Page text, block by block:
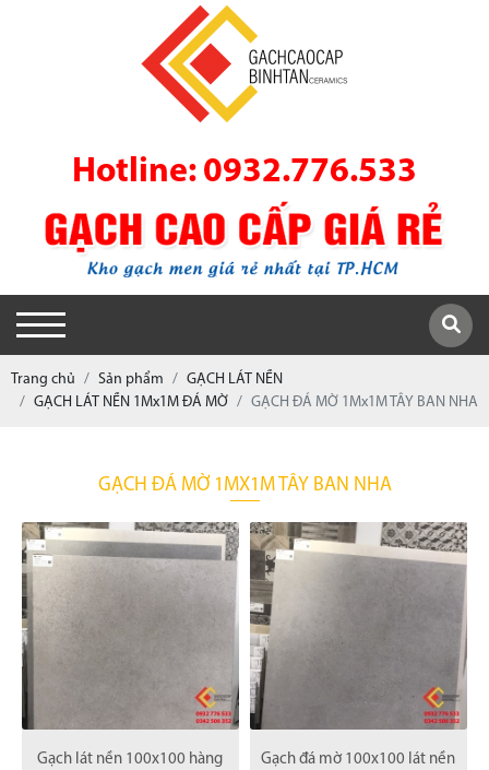
Hotline: 0932.776.533
Trang chủ Sản phẩm
GẠCH LÁT NỀN
GẠCH LÁT NỀN 1Mx1M ĐÁ MỜ
GẠCH ĐÁ MỜ 1Mx1M TÂY BAN NHA
GẠCH ĐÁ MỜ 1MX1M TÂY BAN NHA
Gạch lát nền 100x100 hàng
Gạch đá mờ 100x100 lát nền